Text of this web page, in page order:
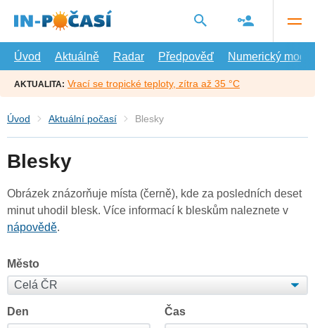
hlavní
Úvod
Aktuálně Radar Předpověď Numerický model
AKTUALITA: Vrací se tropické teploty, zítra až 35 °C
Úvod Aktuální počasí Blesky
Blesky
Obrázek znázorňuje místa (černě), kde za posledních deset
minut uhodil blesk. Více informací k bleskům naleznete v
nápovědě.
Město
Den Čas